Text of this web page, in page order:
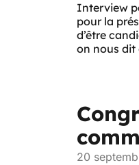
Interview
pour la
d’être
on nous dit
20